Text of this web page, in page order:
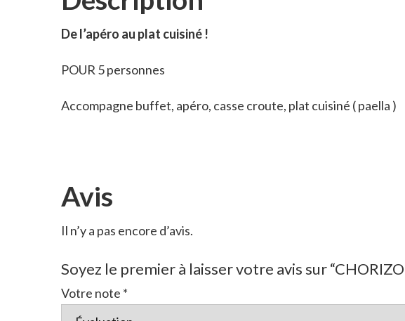
De l’apéro au plat cuisiné !
POUR 5 personnes
Accompagne buffet, apéro, casse croute, plat cuisiné ( paella )
Avis
Il n’y a pas encore d’avis.
Soyez le premier à laisser votre avis sur
Votre note *